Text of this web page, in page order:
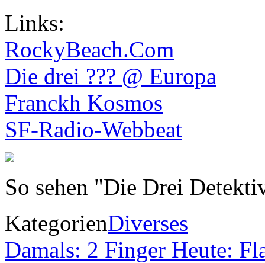
Links:
RockyBeach.Com
Die drei ??? @ Europa
Franckh Kosmos
SF-Radio-Webbeat
So sehen "Die Drei
KategorienDiverses
Damals: 2 Finger Heute: